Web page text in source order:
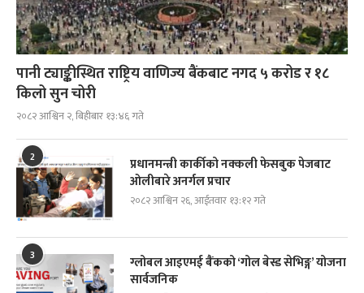
पानी ट्याङ्कीस्थित राष्ट्रिय वाणिज्य बैंकबाट नगद ५ करोड र १८
किलो सुन चोरी
२०८२ आश्विन २, बिहीबार १३:४६ गते
2
प्रधानमन्त्री कार्कीको नक्कली फेसबुक पेजबाट
ओलीबारे अनर्गल प्रचार
२०८२ आश्विन २६, आईतवार १३:१२ गते
3
ग्लोबल आइएमई बैंकको ‘गोल बेस्ड सेभिङ्ग’ योजना
सार्वजनिक